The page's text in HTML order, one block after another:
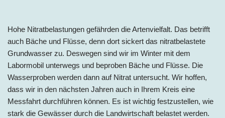
Hohe Nitratbelastungen gefährden die Artenvielfalt. Das betrifft
auch Bäche und Flüsse, denn dort sickert das nitratbelastete
Grundwasser zu. Deswegen sind wir im Winter mit dem
Labormobil unterwegs und beproben Bäche und Flüsse. Die
Wasserproben werden dann auf Nitrat untersucht. Wir hoffen,
dass wir in den nächsten Jahren auch in Ihrem Kreis eine
Messfahrt durchführen können. Es ist wichtig festzustellen, wie
stark die Gewässer durch die Landwirtschaft belastet werden.